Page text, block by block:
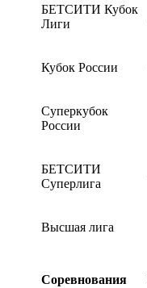
БЕТСИТИ Кубок
Лиги
Кубок России
Суперкубок
России
БЕТСИТИ
Суперлига
Высшая лига
Соревнования